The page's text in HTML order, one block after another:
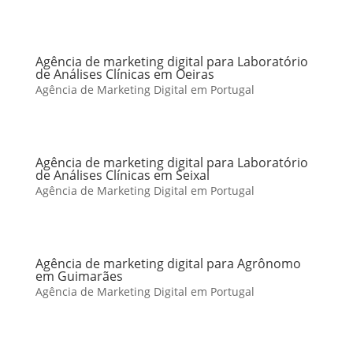
Agência de marketing digital para Laboratório
de Análises Clínicas em Oeiras
Agência de Marketing Digital em Portugal
Agência de marketing digital para Laboratório
de Análises Clínicas em Seixal
Agência de Marketing Digital em Portugal
Agência de marketing digital para Agrônomo
em Guimarães
Agência de Marketing Digital em Portugal